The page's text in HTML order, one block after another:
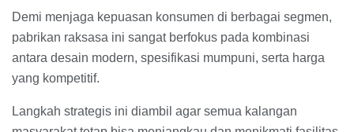
Demi menjaga kepuasan konsumen di berbagai segmen,
pabrikan raksasa ini sangat berfokus pada kombinasi
antara desain modern, spesifikasi mumpuni, serta harga
yang kompetitif.
Langkah strategis ini diambil agar semua kalangan